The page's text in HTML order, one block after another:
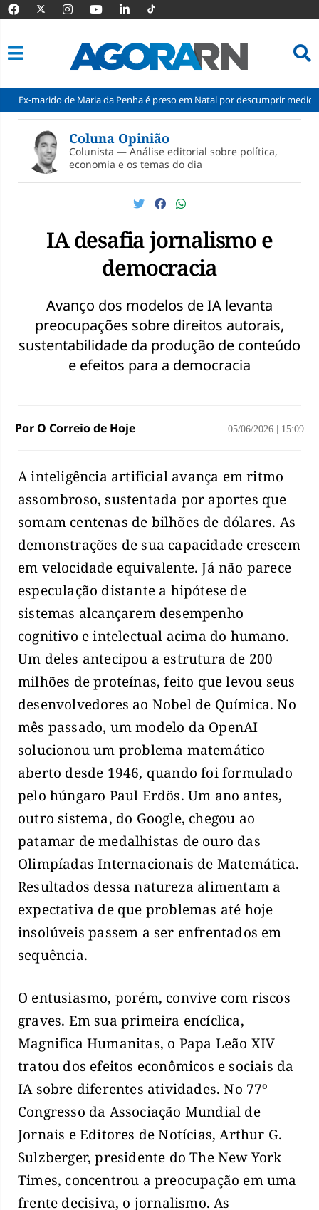
de Maria da Penha é preso em Natal por descumprir medida protetiva
Pular
conteúdo
Coluna Opinião
Colunista — Análise editorial sobre política,
economia e os temas do dia
IA desafia jornalismo e
democracia
Avanço dos modelos de IA levanta
preocupações sobre direitos autorais,
sustentabilidade da produção de conteúdo
e efeitos para a democracia
Por O Correio de Hoje 05/06/2026 15:09
A inteligência artificial avança em ritmo
assombroso, sustentada por aportes que
somam centenas de bilhões de dólares. As
demonstrações de sua capacidade crescem
em velocidade equivalente. Já não parece
especulação distante a hipótese de
sistemas alcançarem desempenho
cognitivo e intelectual acima do humano.
Um deles antecipou a estrutura de 200
milhões de proteínas, feito que levou seus
desenvolvedores ao Nobel de Química. No
mês passado, um modelo da OpenAI
solucionou um problema matemático
aberto desde 1946, quando foi formulado
pelo húngaro Paul Erdös. Um ano antes,
outro sistema, do Google, chegou ao
patamar de medalhistas de ouro das
Olimpíadas Internacionais de Matemática.
Resultados dessa natureza alimentam a
expectativa de que problemas até hoje
insolúveis passem a ser enfrentados em
sequência.
O entusiasmo, porém, convive com riscos
graves. Em sua primeira encíclica,
Magnifica Humanitas, o Papa Leão XIV
tratou dos efeitos econômicos e sociais da
IA sobre diferentes atividades. No 77º
Congresso da Associação Mundial de
Jornais e Editores de Notícias, Arthur G.
Sulzberger, presidente do The New York
Times, concentrou a preocupação em uma
frente decisiva, o jornalismo. As